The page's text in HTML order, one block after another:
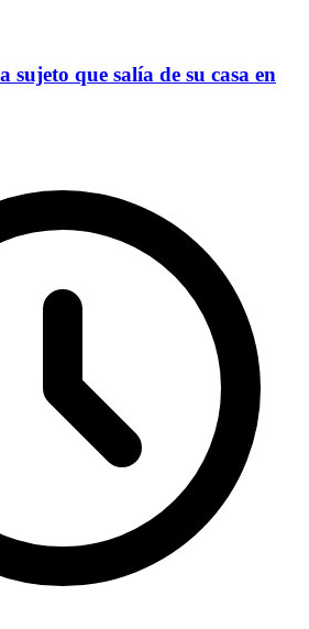
sujeto que salía de su casa en